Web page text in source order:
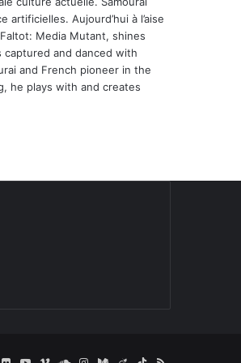
Aujourd’hui à l’aise
Media Mutant, shines
captured and danced with
and French pioneer in the
he plays with and creates